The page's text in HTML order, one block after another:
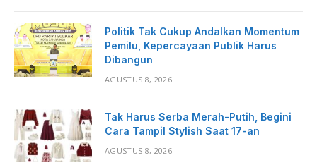
Politik Tak Cukup Andalkan Momentum
Pemilu, Kepercayaan Publik Harus
Dibangun
AGUSTUS 8, 2026
Tak Harus Serba Merah-Putih, Begini
Cara Tampil Stylish Saat 17-an
AGUSTUS 8, 2026